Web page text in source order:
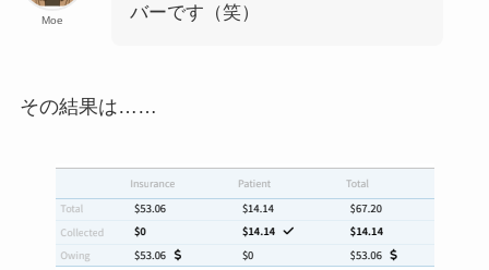
Moe
バーです（笑）
その結果は……